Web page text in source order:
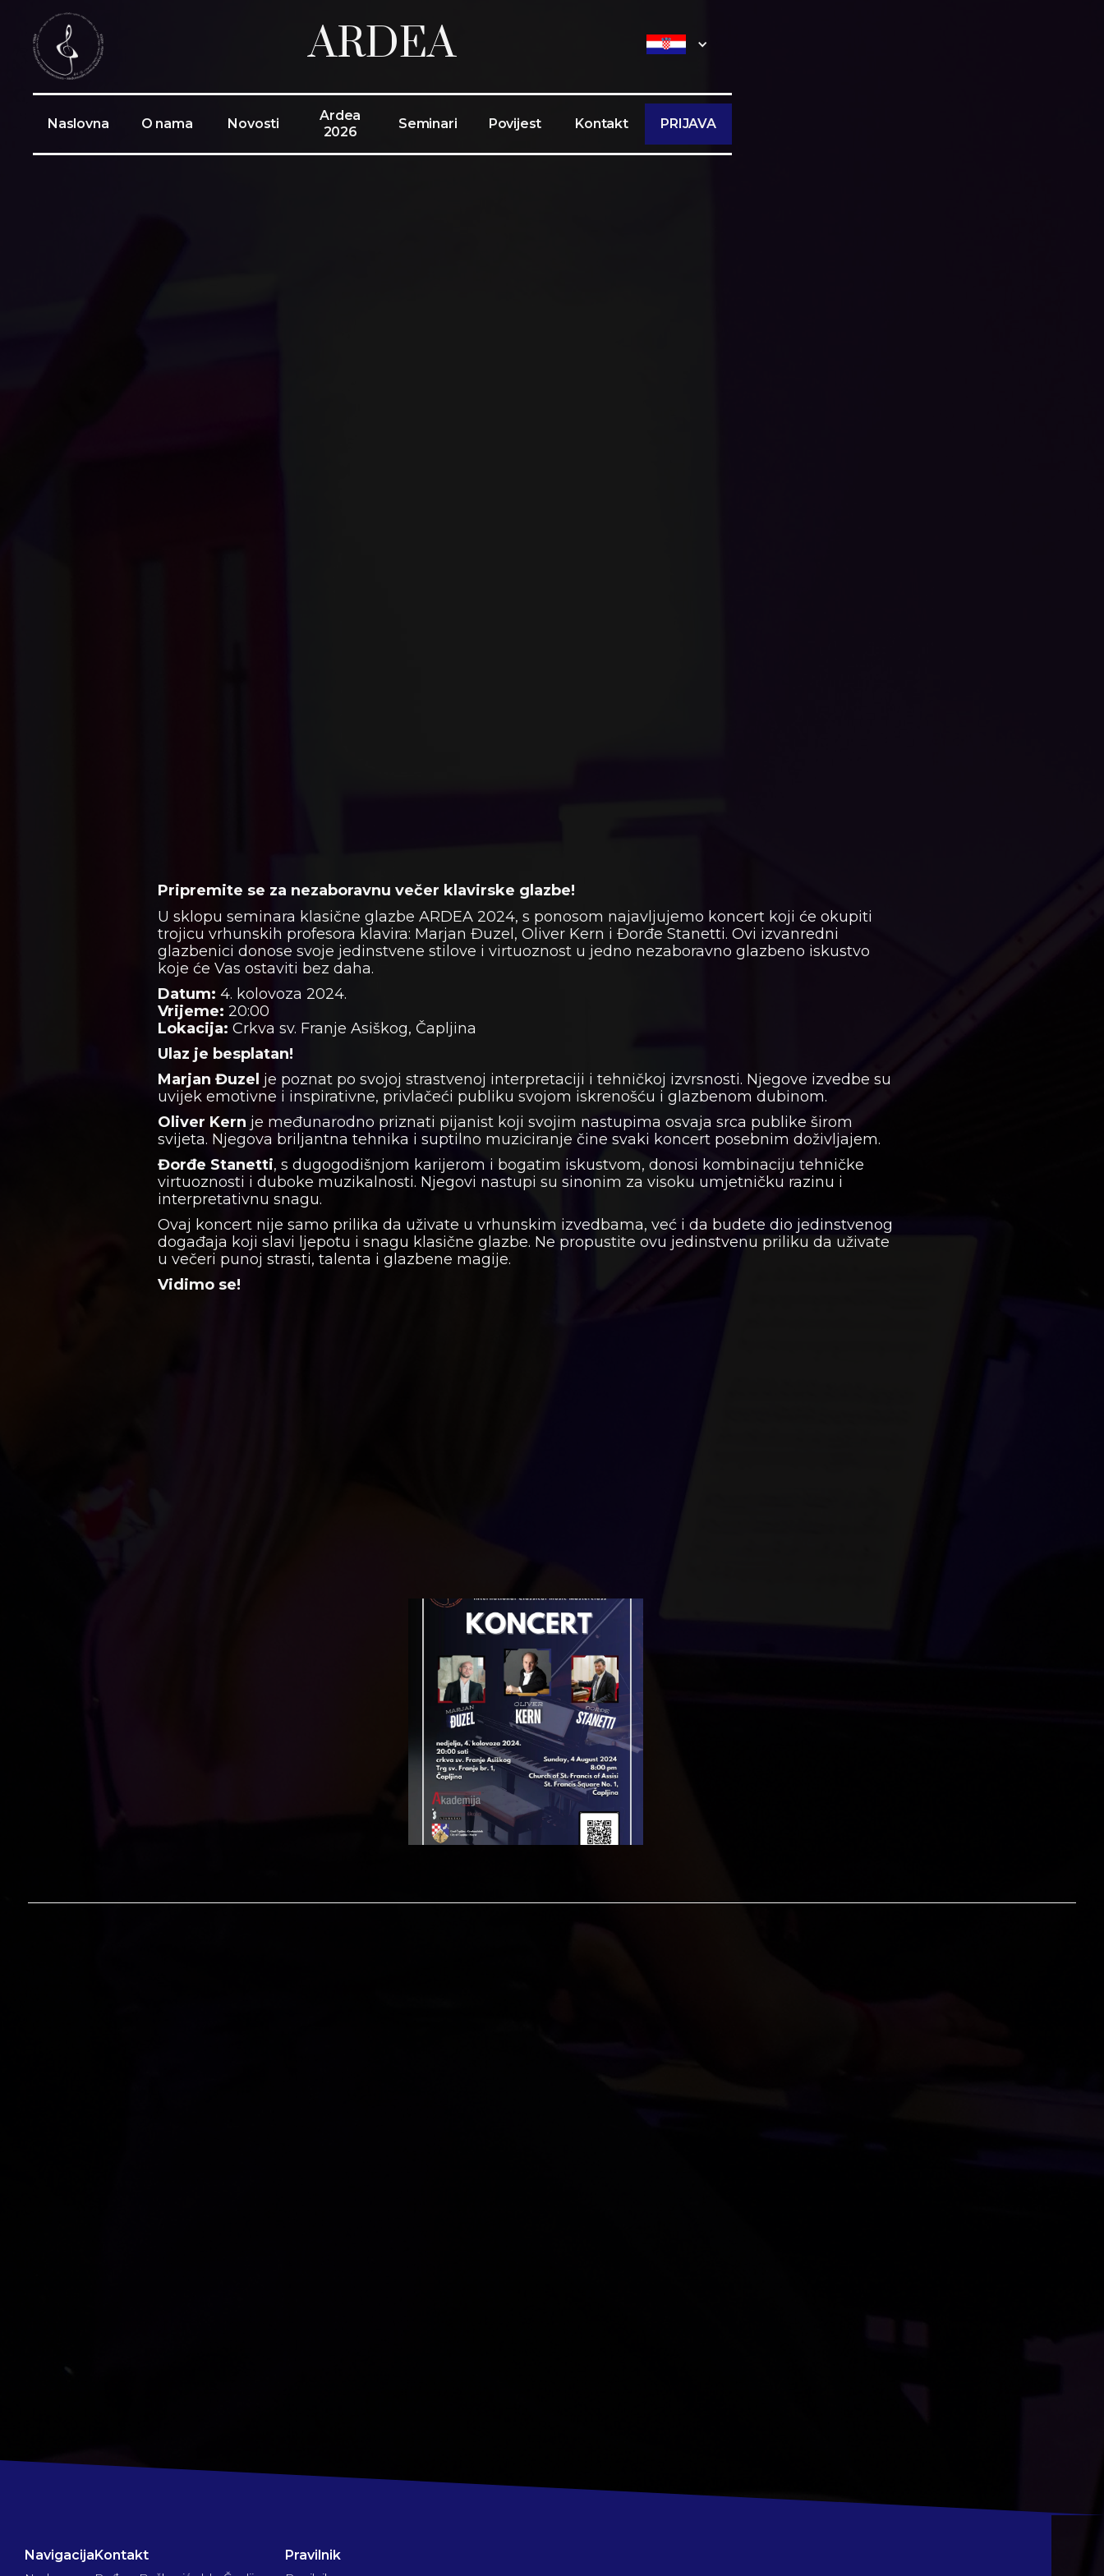
ARDEA
Naslovna O nama Novosti
Ardea
2026
Seminari Povijest Kontakt PRIJAVA
Pripremite se za nezaboravnu večer klavirske glazbe!
U sklopu seminara klasične glazbe ARDEA 2024, s ponosom najavljujemo koncert koji će okupiti
trojicu vrhunskih profesora klavira: Marjan Đuzel, Oliver Kern i Đorđe Stanetti. Ovi izvanredni
glazbenici donose svoje jedinstvene stilove i virtuoznost u jedno nezaboravno glazbeno iskustvo
koje će Vas ostaviti bez daha.
Datum: 4. kolovoza 2024.
Vrijeme: 20:00
Lokacija: Crkva sv. Franje Asiškog, Čapljina
Ulaz je besplatan!
Marjan Đuzel je poznat po svojoj strastvenoj interpretaciji i tehničkoj izvrsnosti. Njegove izvedbe su
uvijek emotivne i inspirativne, privlačeći publiku svojom iskrenošću i glazbenom dubinom.
Oliver Kern je međunarodno priznati pijanist koji svojim nastupima osvaja srca publike širom
svijeta. Njegova briljantna tehnika i suptilno muziciranje čine svaki koncert posebnim doživljajem.
Đorđe Stanetti, s dugogodišnjom karijerom i bogatim iskustvom, donosi kombinaciju tehničke
virtuoznosti i duboke muzikalnosti. Njegovi nastupi su sinonim za visoku umjetničku razinu i
interpretativnu snagu.
Ovaj koncert nije samo prilika da uživate u vrhunskim izvedbama, već i da budete dio jedinstvenog
događaja koji slavi ljepotu i snagu klasične glazbe. Ne propustite ovu jedinstvenu priliku da uživate
u večeri punoj strasti, talenta i glazbene magije.
Vidimo se!
Navigacija Kontakt Pravilnik